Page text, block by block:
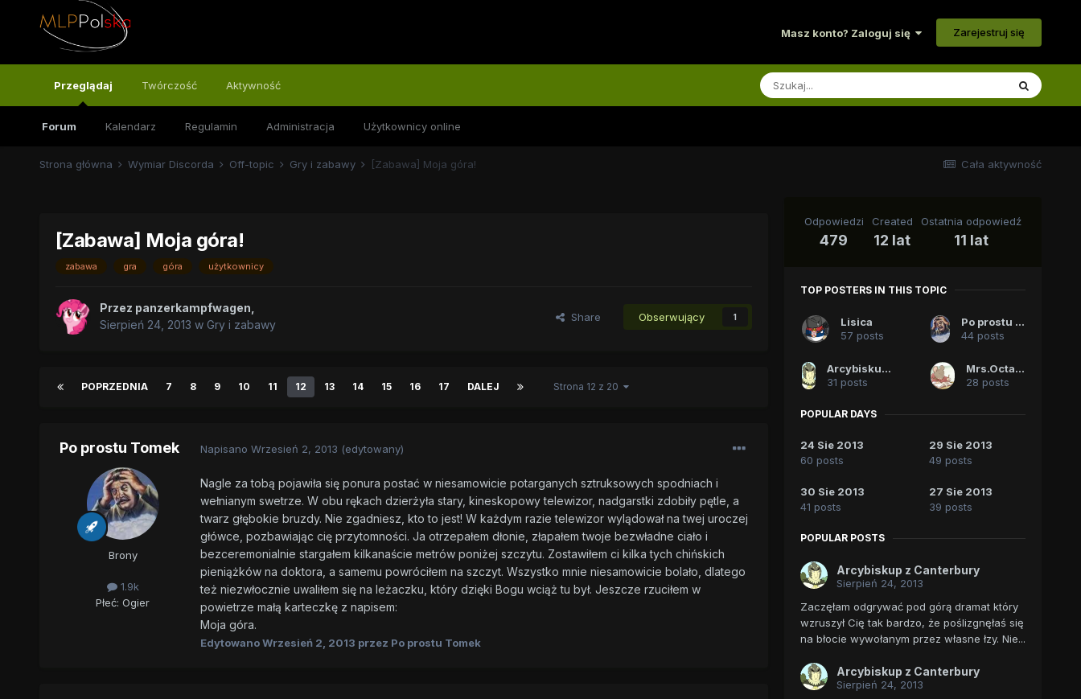
Masz konto? Zaloguj się Zarejestruj się
Przeglądaj
Forum Kalendarz Regulamin Administracja Użytkownicy online
Twórczość Aktywność
Cała aktywność
Strona główna Wymiar Discorda Off-topic Gry i zabawy [Zabawa] Moja góra!
[Zabawa] Moja góra!
zabawa gra góra użytkownicy
Przez panzerkampfwagen
Sierpień 24, 2013 w Gry i zabawy
Share Obserwujący 1
POPRZEDNIA 7 8 9 10 11 12 13 14 15 16 17 DALEJ Strona 12 z 20
Po prostu Tomek
Brony
1.9k
Płeć: Ogier
Napisano Wrzesień 2, 2013 (edytowany)
Nagle za tobą pojawiła się ponura postać w niesamowicie potarganych sztruksowych spodniach i
wełnianym swetrze. W obu rękach dzierżyła stary, kineskopowy telewizor, nadgarstki zdobiły pętle, a
twarz głębokie bruzdy. Nie zgadniesz, kto to jest! W każdym razie telewizor wylądował na twej uroczej
główce, pozbawiając cię przytomności. Ja otrzepałem dłonie, złapałem twoje bezwładne ciało i
bezceremonialnie stargałem kilkanaście metrów poniżej szczytu. Zostawiłem ci kilka tych chińskich
pieniążków na doktora, a samemu powróciłem na szczyt. Wszystko mnie niesamowicie bolało, dlatego
też niezwłocznie uwaliłem się na leżaczku, który dzięki Bogu wciąż tu był. Jeszcze rzuciłem w
powietrze małą karteczkę z napisem:
Moja góra.
EdytowanoWrzesień 2, 2013 przez Po prostu Tomek
Odpowiedzi
479
Created
12 lat
Ostatnia odpowiedź
11 lat
TOP POSTERS IN THIS TOPIC
Lisica
57 posts
Po prostu Tomek
44 posts
Arcybiskup z Canterbury
31 posts
Mrs.Octavia
28 posts
POPULAR DAYS
24 Sie 2013
60 posts
29 Sie 2013
49 posts
30 Sie 2013
41 posts
27 Sie 2013
39 posts
POPULAR POSTS
Arcybiskup z Canterbury
Sierpień 24, 2013
Zaczęłam odgrywać pod górą dramat który
wzruszył Cię tak bardzo, że poślizgnęłaś się
na błocie wywołanym przez własne łzy. Nie...
Arcybiskup z Canterbury
Sierpień 24, 2013